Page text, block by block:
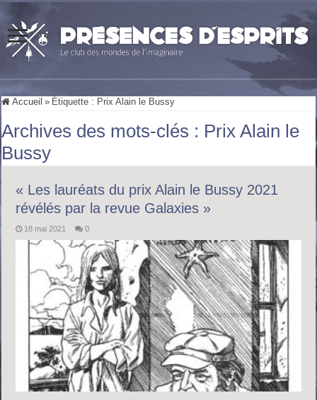
Accueil » Étiquette : Prix Alain le Bussy
Archives des mots-clés : Prix Alain le
Bussy
« Les lauréats du prix Alain le Bussy 2021
révélés par la revue Galaxies »
18 mai 2021 0